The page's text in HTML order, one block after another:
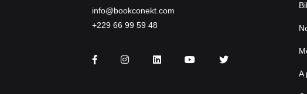
info@bookconekt.com
+229 66 99 59 48
FacebookInstagramLinkedInYou TubeTwitter
A